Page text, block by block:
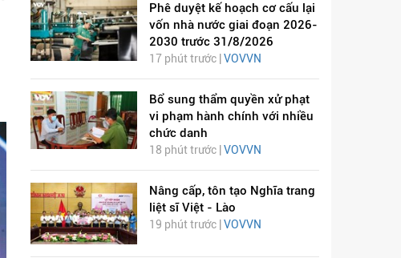
Phê duyệt kế hoạch cơ cấu lại
vốn nhà nước giai đoạn 2026-
2030 trước 31/8/2026
17 phút trước | VOVVN
Bổ sung thẩm quyền xử phạt
vi phạm hành chính với nhiều
chức danh
18 phút trước | VOVVN
Nâng cấp, tôn tạo Nghĩa trang
liệt sĩ Việt - Lào
19 phút trước | VOVVN